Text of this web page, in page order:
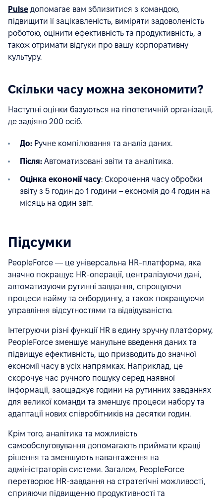
Pulse допомагає вам зблизитися з командою,
підвищити її зацікавленість, виміряти задоволеність
роботою, оцінити ефективність та продуктивність, а
також отримати відгуки про вашу корпоративну
культуру.
Скільки часу можна зекономити?
Наступні оцінки базуються на гіпотетичній організації,
де задіяно 200 осіб.
До: Ручне компілювання та аналіз даних.
Після: Автоматизовані звіти та аналітика.
Оцінка економії часу: Скорочення часу обробки
звіту з 5 годин до 1 години – економія до 4 годин на
місяць на один звіт.
Підсумки
PeopleForce — це універсальна HR-платформа, яка
значно покращує HR-операції, централізуючи дані,
автоматизуючи рутинні завдання, спрощуючи
процеси найму та онбордингу, а також покращуючи
управління відсутностями та відвідуваністю.
Інтегруючи різні функції HR в єдину зручну платформу,
PeopleForce зменшує манульне введення даних та
підвищує ефективність, що призводить до значної
економії часу в усіх напрямках. Наприклад, це
скорочує час ручного пошуку серед наявної
інформації, заощаджує години на рутинних завданнях
для великої команди та зменшує процеси набору та
адаптації нових співробітників на десятки годин.
Крім того, аналітика та можливість
самообслуговування допомагають приймати кращі
рішення та зменшують навантаження на
адміністраторів системи. Загалом, PeopleForce
перетворює HR-завдання на стратегічні можливості,
сприяючи підвищенню продуктивності та